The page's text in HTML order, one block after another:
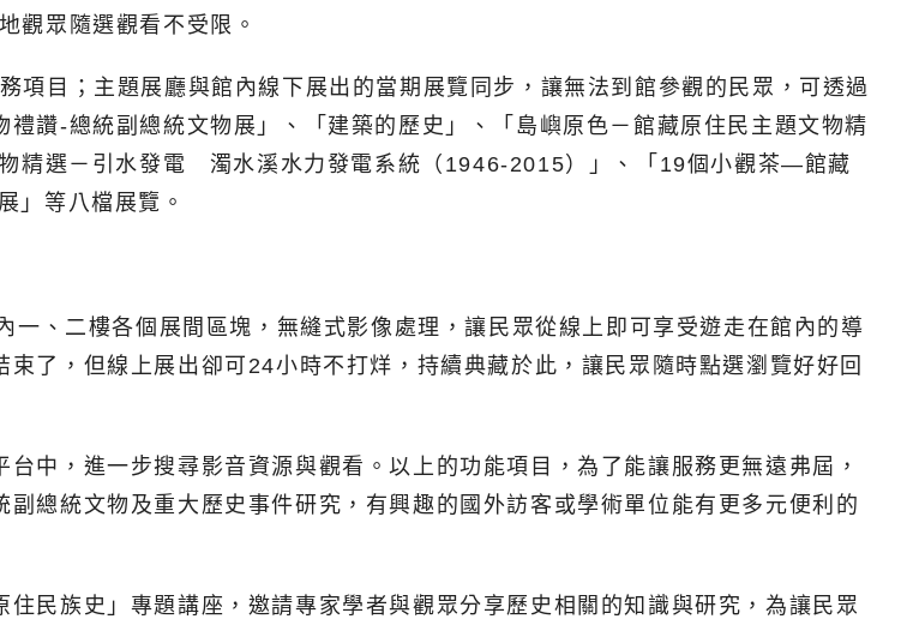
觀眾隨選觀看不受限。
項目；主題展廳與館內線下展出的當期展覽同步，讓無法到館參觀的民眾，可透過
讚-總統副總統文物展」、「建築的歷史」、「島嶼原色－館藏原住民主題文物精
精選－引水發電 濁水溪水力發電系統（1946-2015）」、「19個小觀茶—館藏
」等八檔展覽。
、二樓各個展間區塊，無縫式影像處理，讓民眾從線上即可享受遊走在館內的導
了，但線上展出卻可24小時不打烊，持續典藏於此，讓民眾隨時點選瀏覽好好回
中，進一步搜尋影音資源與觀看。以上的功能項目，為了能讓服務更無遠弗屆，
總統文物及重大歷史事件研究，有興趣的國外訪客或學術單位能有更多元便利的
民族史」專題講座，邀請專家學者與觀眾分享歷史相關的知識與研究，為讓民眾